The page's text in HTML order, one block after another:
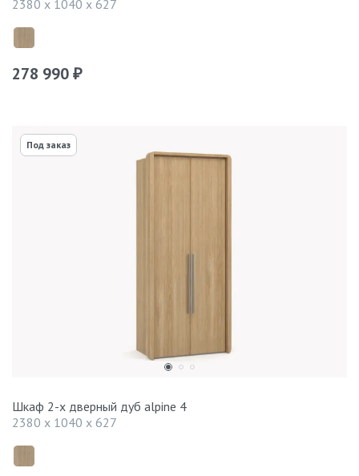
2380 x 1040 x 627
278 990 ₽
Под заказ
Шкаф 2-х дверный дуб alpine 4
2380 x 1040 x 627